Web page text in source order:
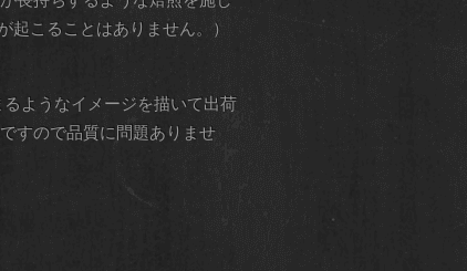
こることはありません。）
ようなイメージを描いて出荷
すので品質に問題ありませ